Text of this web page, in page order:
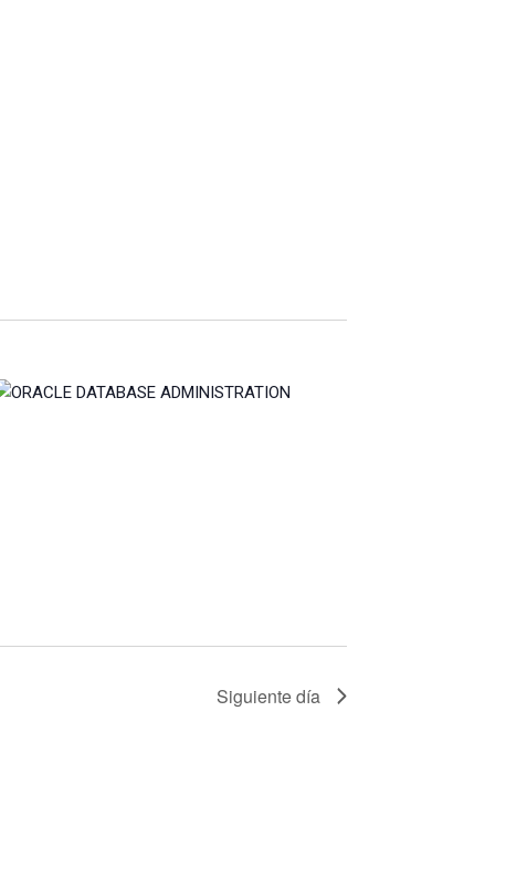
Siguiente día